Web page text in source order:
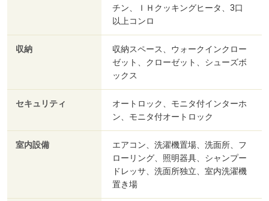
チン、ＩＨクッキングヒータ、3口
以上コンロ
収納
収納スペース、ウォークインクロー
ゼット、クローゼット、シューズボ
ックス
セキュリティ
オートロック、モニタ付インターホ
ン、モニタ付オートロック
室内設備
エアコン、洗濯機置場、洗面所、フ
ローリング、照明器具、シャンプー
ドレッサ、洗面所独立、室内洗濯機
置き場